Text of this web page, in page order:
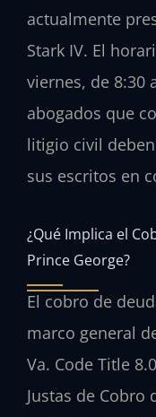
actualmente
Stark IV. El
viernes, de 8:30
abogados que
litigio civil
sus escritos en
¿Qué Implica el
Prince George?
El cobro de
marco general
Va. Code Title
Justas de Cobro